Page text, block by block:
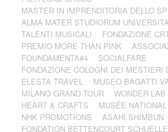
MASTER IN IMPRENDITORIA DELLO
ALMA MATER STUDIORUM
TALENTI MUSICALI
FONDAZIONE
PREMIO MORE THAN PINK
FOUNDAMENTA#4
SOCIALFARE
FONDAZIONE COLOGNI DEI MESTIERI
ELESTA TRAVEL
MUSEO BAGATTI
MILANO GRAND TOUR
WONDER LAB
HEART & CRAFTS
MUSÉE
NHK PROMOTIONS
ASAHI SHIMBUN
FONDATION BETTENCOURT